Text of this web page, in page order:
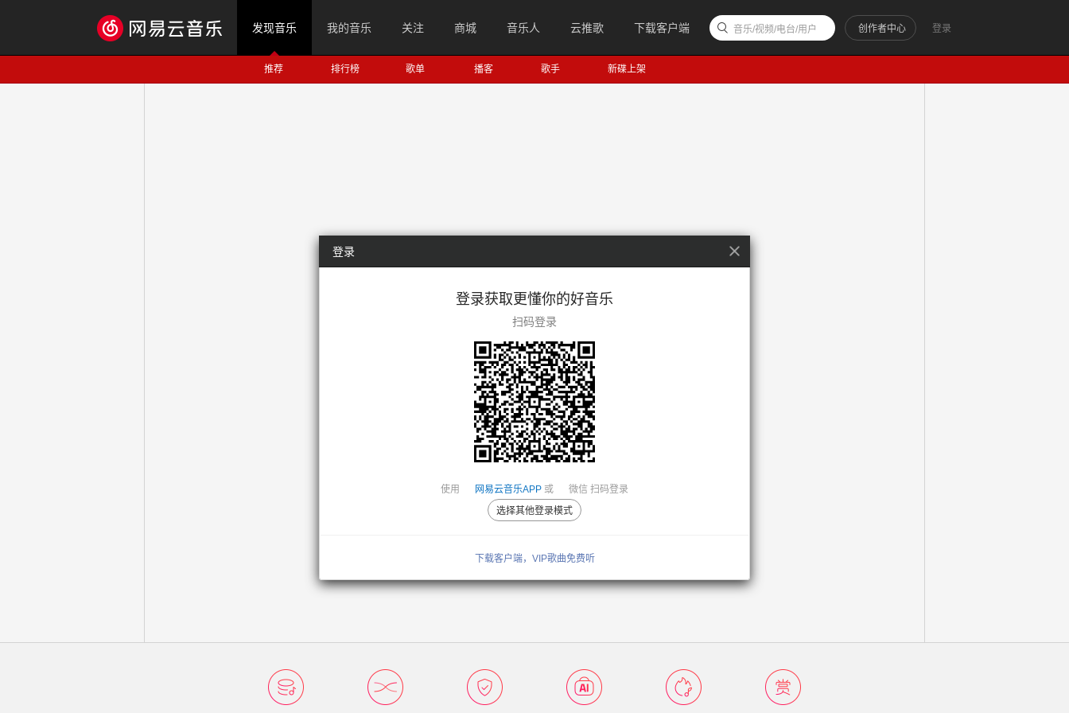
发现音乐 我的音乐 关注 商城 音乐人 云推歌 下载客户端 登录
创作者中心
音乐/视频/电台/用户
推荐 排行榜 歌单 播客 歌手 新碟上架
登录
登录获取更懂你的好音乐
扫码登录
使用 网易云音乐APP 或 微信 扫码登录
选择其他登录模式
下载客户端，VIP歌曲免费听